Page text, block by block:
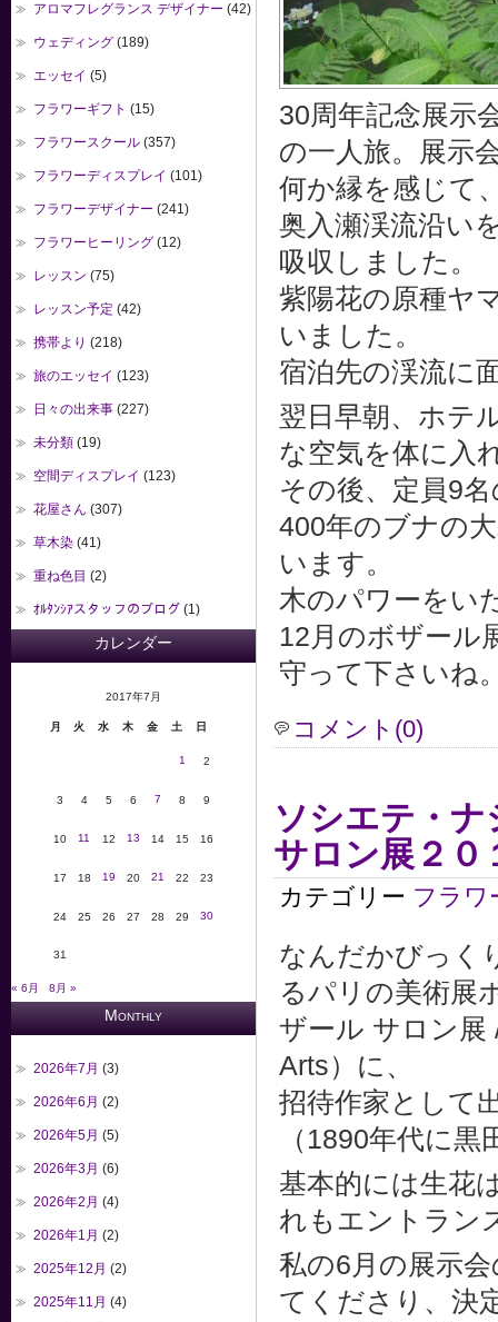
30周年記念展示
の一人旅。展示
何か縁を感じて
奥入瀬渓流沿い
吸収しました。
紫陽花の原種ヤ
いました。
宿泊先の渓流に
翌日早朝、ホテ
な空気を体に入
その後、定員9
400年のブナの
います。
木のパワーをい
12月のボザール
守って下さいね
コメント(0)
ソシエテ・
サロン展２０
カテゴリー フラワ
なんだかびっく
るパリの美術展
ザール サロン展
Arts）に、
招待作家として
（1890年代に
基本的には生花
れもエントラン
私の6月の展示
てくださり、決
アロマフレグランス デザイナー (42)
ウェディング (189)
エッセイ (5)
フラワーギフト (15)
フラワースクール (357)
フラワーディスプレイ (101)
フラワーデザイナー (241)
フラワーヒーリング (12)
レッスン (75)
レッスン予定 (42)
携帯より (218)
旅のエッセイ (123)
日々の出来事 (227)
未分類 (19)
空間ディスプレイ (123)
花屋さん (307)
草木染 (41)
重ね色目 (2)
ｵﾙﾀﾝｼｱスタッフのブログ (1)
カレンダー
2017年7月
月 火 水 木 金 土 日
1 2
3 4 5 6 7 8 9
10 11 12 13 14 15 16
17 18 19 20 21 22 23
24 25 26 27 28 29 30
31
« 6月 8月 »
Monthly
2026年7月 (3)
2026年6月 (2)
2026年5月 (5)
2026年3月 (6)
2026年2月 (4)
2026年1月 (2)
2025年12月 (2)
2025年11月 (4)